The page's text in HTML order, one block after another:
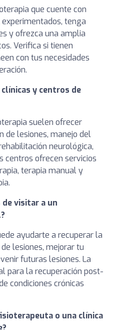
que cuente con
tenga
y ofrezca una amplia
Verifica si tienen
con tus necesidades
y centros de
suelen ofrecer
de lesiones, manejo del
neurológica,
centros ofrecen servicios
terapia manual y
visitar a un
ayudarte a recuperar la
lesiones, mejorar tu
futuras lesiones. La
para la recuperación post-
condiciones crónicas
o una clínica